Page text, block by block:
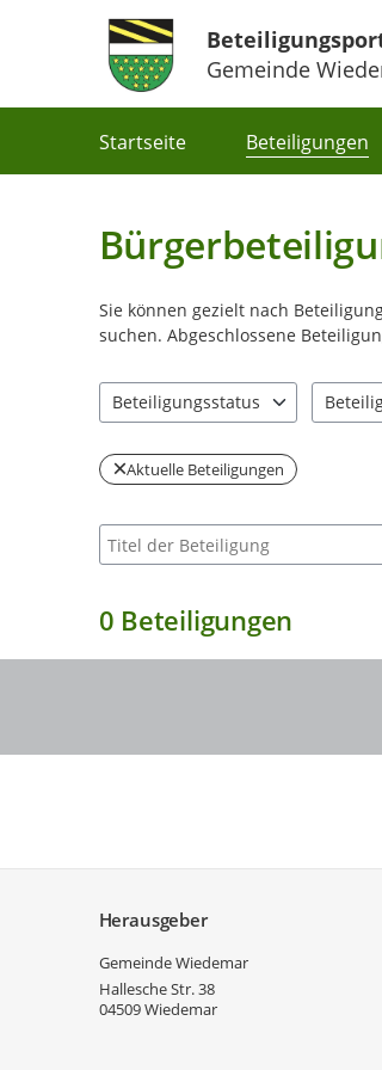
Gemeinde
Startseite Beteiligungen
Sie können gezielt nach
suchen. Abgeschlossene
Beteiligungsstatus
Aktuelle Beteiligungen
Suche nach Beteiligung
0 Beteiligungen
Herausgeber
Gemeinde Wiedemar
Hallesche Str. 38
04509Wiedemar